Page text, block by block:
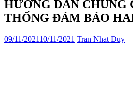
HƯỚNG DẪN CHUNG
THỐNG ĐẢM BẢO
09/11/202110/11/2021 Tran Nhat Duy